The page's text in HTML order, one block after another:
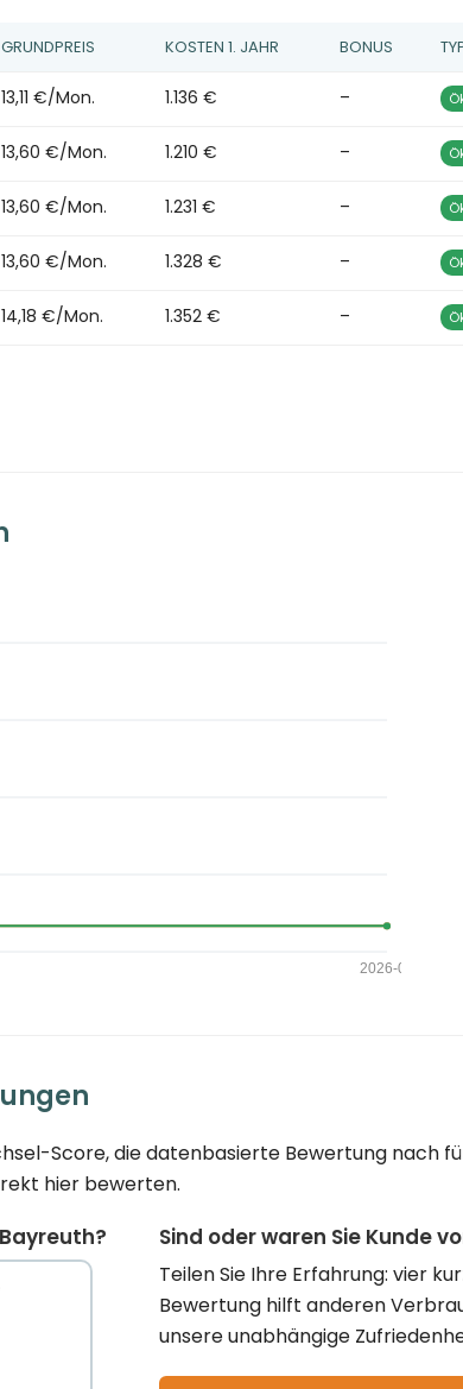
GRUNDPREIS KOSTEN 1. JAHR BONUS
13,11 €/Mon. 1.136 € –
13,60 €/Mon. 1.210 € –
13,60 €/Mon. 1.231 € –
13,60 €/Mon. 1.328 € –
14,18 €/Mon. 1.352 € –
Score, die datenbasierte Bewertung nach
hier bewerten.
Sind oder waren Sie Kunde
Teilen Sie Ihre Erfahrung: vier
Bewertung hilft anderen
unsere unabhängige